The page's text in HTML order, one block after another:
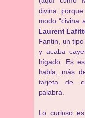
divina
modo “divina
Laurent
Fantin, un
y acaba
hígado. Es
habla, más
tarjeta de
palabra.
Lo curioso